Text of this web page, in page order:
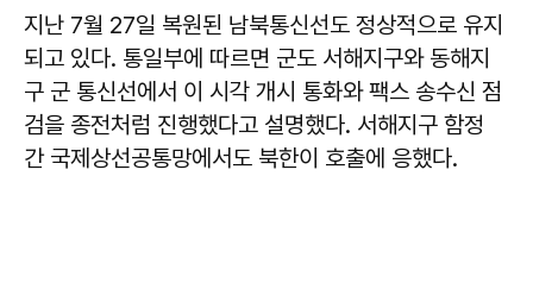
지난 7월 27일 복원된 남북통신선도 정상적으로 유지
되고 있다. 통일부에 따르면 군도 서해지구와 동해지
구 군 통신선에서 이 시각 개시 통화와 팩스 송수신 점
검을 종전처럼 진행했다고 설명했다. 서해지구 함정
간 국제상선공통망에서도 북한이 호출에 응했다.